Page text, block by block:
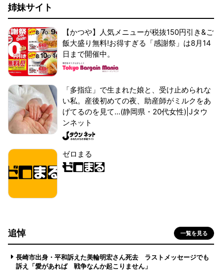
姉妹サイト
【かつや】人気メニューが税抜150円引き&ご
飯大盛り無料!お得すぎる「感謝祭」は8月14
日まで開催中。
「多指症」で生まれた娘と、受け止められな
い私。産後初めての夜、助産師がミルクをあ
げてるのを見て...(静岡県・20代女性)|Jタウ
ンネット
ゼロまる
追悼 一覧を見る
長崎市出身・平和訴えた美輪明宏さん死去 ラストメッセージでも
訴え「愛があれば 戦争なんか起こりません」